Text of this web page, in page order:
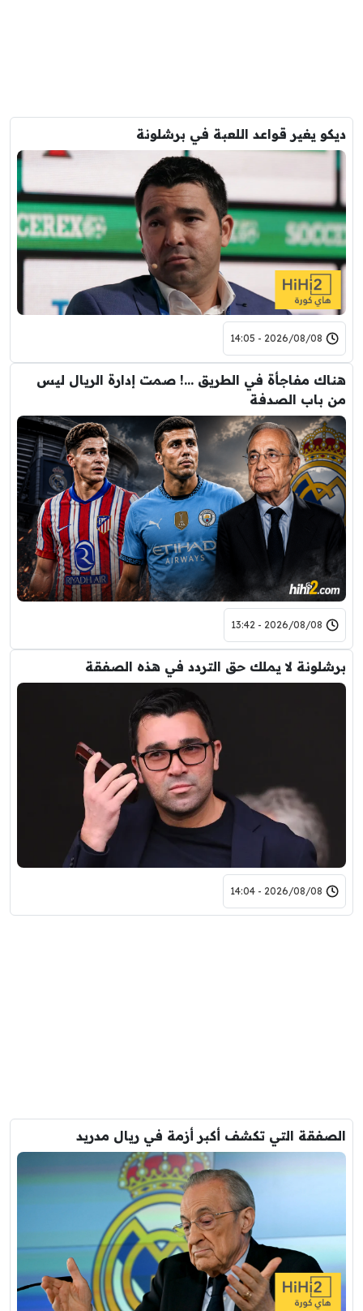
ديكو يغير قواعد اللعبة في برشلونة
2026/08/08 - 14:05
هناك مفاجأة في الطريق …! صمت إدارة الريال ليس
من باب الصدفة
2026/08/08 - 13:42
برشلونة لا يملك حق التردد في هذه الصفقة
2026/08/08 - 14:04
الصفقة التي تكشف أكبر أزمة في ريال مدريد